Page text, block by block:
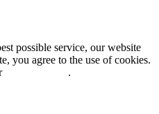
possible service, our website
you agree to the use of cookies.
.